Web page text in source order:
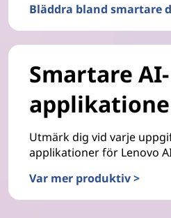
Bläddra bland smartare
Smartare AI-
Utmärk dig vid varje
applikationer för Lenovo
Var mer produktiv >